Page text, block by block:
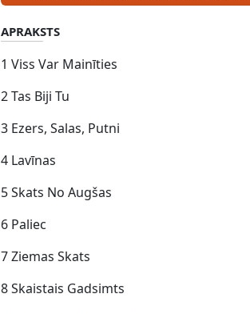
APRAKSTS
1 Viss Var Mainīties
2 Tas Biji Tu
3 Ezers, Salas, Putni
4 Lavīnas
5 Skats No Augšas
6 Paliec
7 Ziemas Skats
8 Skaistais Gadsimts